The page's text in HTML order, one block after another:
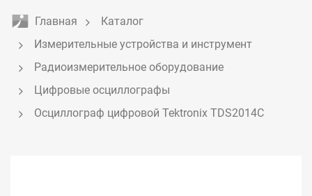
Главная
Каталог
Измерительные устройства и инструмент
Радиоизмерительное оборудование
Цифровые осциллографы
Осциллограф цифровой Tektronix TDS2014C